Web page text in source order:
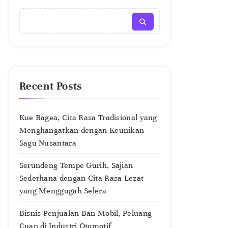
Recent Posts
Kue Bagea, Cita Rasa Tradisional yang
Menghangatkan dengan Keunikan
Sagu Nusantara
Serundeng Tempe Gurih, Sajian
Sederhana dengan Cita Rasa Lezat
yang Menggugah Selera
Bisnis Penjualan Ban Mobil, Peluang
Cuan di Industri Otomotif